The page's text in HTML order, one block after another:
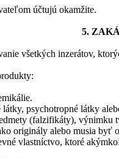
účtujú okamžite.
5.
všetkých inzerátov,
psychotropné látky
(falzifikáty), výnimku
originály alebo musia byť
vlastníctvo, ktoré